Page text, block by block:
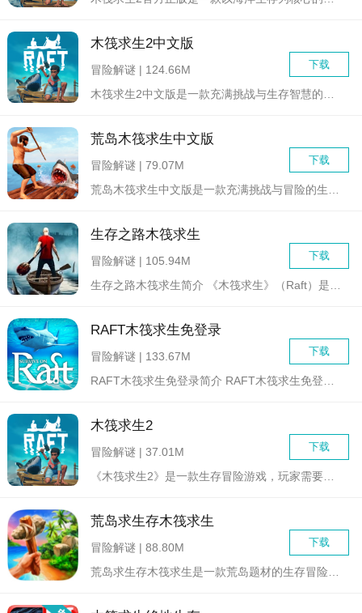
木筏求生2中文版
下载
冒险解谜 | 124.66M
荒岛木筏求生中文版
下载
冒险解谜 | 79.07M
生存之路木筏求生
下载
冒险解谜 | 105.94M
RAFT木筏求生免登录
下载
冒险解谜 | 133.67M
木筏求生2
下载
冒险解谜 | 37.01M
荒岛求生存木筏求生
下载
冒险解谜 | 88.80M